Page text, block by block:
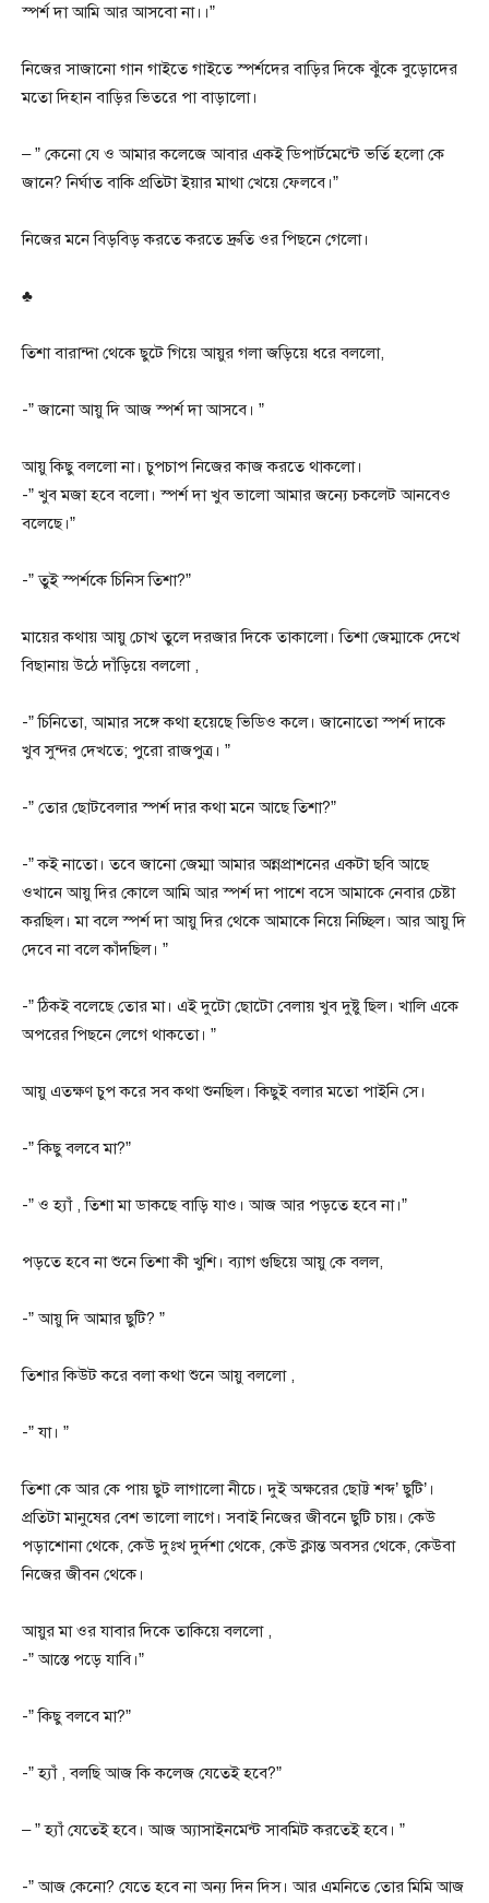
স্পর্শ দা আমি আর আসবো না।।”
নিজের সাজানো গান গাইতে গাইতে স্পর্শদের বাড়ির দিকে ঝুঁকে বুড়োদের
মতো দিহান বাড়ির ভিতরে পা বাড়ালো।
– ” কেনো যে ও আমার কলেজে আবার একই ডিপার্টমেন্টে ভর্তি হলো কে
জানে? নির্ঘাত বাকি প্রতিটা ইয়ার মাথা খেয়ে ফেলবে।”
নিজের মনে বিড়বিড় করতে করতে দ্রুতি ওর পিছনে গেলো।
♣
তিশা বারান্দা থেকে ছুটে গিয়ে আয়ুর গলা জড়িয়ে ধরে বললো,
-” জানো আয়ু দি আজ স্পর্শ দা আসবে। ”
আয়ু কিছু বললো না। চুপচাপ নিজের কাজ করতে থাকলো।
-” খুব মজা হবে বলো। স্পর্শ দা খুব ভালো আমার জন্যে চকলেট আনবেও
বলেছে।”
-” তুই স্পর্শকে চিনিস তিশা?”
মায়ের কথায় আয়ু চোখ তুলে দরজার দিকে তাকালো। তিশা জেম্মাকে দেখে
বিছানায় উঠে দাঁড়িয়ে বললো ,
-” চিনিতো, আমার সঙ্গে কথা হয়েছে ভিডিও কলে। জানোতো স্পর্শ দাকে
খুব সুন্দর দেখতে; পুরো রাজপুত্র। ”
-” তোর ছোটবেলার স্পর্শ দার কথা মনে আছে তিশা?”
-” কই নাতো। তবে জানো জেম্মা আমার অন্নপ্রাশনের একটা ছবি আছে
ওখানে আয়ু দির কোলে আমি আর স্পর্শ দা পাশে বসে আমাকে নেবার চেষ্টা
করছিল। মা বলে স্পর্শ দা আয়ু দির থেকে আমাকে নিয়ে নিচ্ছিল। আর আয়ু দি
দেবে না বলে কাঁদছিল। ”
-” ঠিকই বলেছে তোর মা। এই দুটো ছোটো বেলায় খুব দুষ্টু ছিল। খালি একে
অপরের পিছনে লেগে থাকতো। ”
আয়ু এতক্ষণ চুপ করে সব কথা শুনছিল। কিছুই বলার মতো পাইনি সে।
-” কিছু বলবে মা?”
-” ও হ্যাঁ , তিশা মা ডাকছে বাড়ি যাও। আজ আর পড়তে হবে না।”
পড়তে হবে না শুনে তিশা কী খুশি। ব্যাগ গুছিয়ে আয়ু কে বলল,
-” আয়ু দি আমার ছুটি? ”
তিশার কিউট করে বলা কথা শুনে আয়ু বললো ,
-” যা। ”
তিশা কে আর কে পায় ছুট লাগালো নীচে। দুই অক্ষরের ছোট্ট শব্দ’ ছুটি’।
প্রতিটা মানুষের বেশ ভালো লাগে। সবাই নিজের জীবনে ছুটি চায়। কেউ
পড়াশোনা থেকে, কেউ দুঃখ দুর্দশা থেকে, কেউ ক্লান্ত অবসর থেকে, কেউবা
নিজের জীবন থেকে।
আয়ুর মা ওর যাবার দিকে তাকিয়ে বললো ,
-” আস্তে পড়ে যাবি।”
-” কিছু বলবে মা?”
-” হ্যাঁ , বলছি আজ কি কলেজ যেতেই হবে?”
– ” হ্যাঁ যেতেই হবে। আজ অ্যাসাইনমেন্ট সাবমিট করতেই হবে। ”
-” আজ কেনো? যেতে হবে না অন্য দিন দিস। আর এমনিতে তোর মিমি আজ